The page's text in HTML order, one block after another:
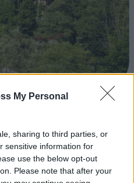
My Personal
sharing to third parties, or
sensitive information for
use the below opt-out
Please note that after your
ügyvezetőjével beszélgettünk.
jutott egy
az idei év mégis más